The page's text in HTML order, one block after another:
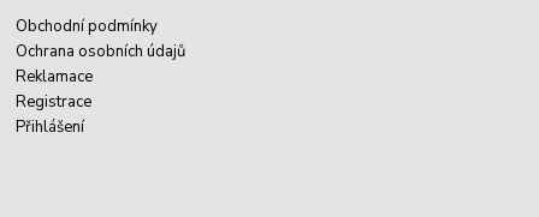
Obchodní podmínky
Ochrana osobních údajů
Reklamace
Registrace
Přihlášení